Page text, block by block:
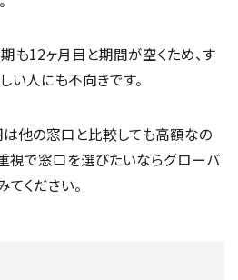
も12ヶ月目と期間が空くため、す
い人にも不向きです。
他の窓口と比較しても高額なの
視で窓口を選びたいならグローバ
てください。